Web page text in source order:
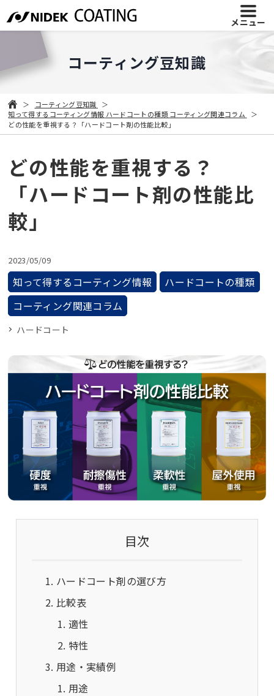
メニュー
コーティング豆知識
コーティング豆知識
知って得するコーティング情報 ハードコートの種類コーティング関連コラム
どの性能を重視する？「ハードコート剤の性能比較」
どの性能を重視する？
「ハードコート剤の性能比
較」
2023/05/09
知って得するコーティング情報
ハードコートの種類
コーティング関連コラム
ハードコート
目次
ハードコート剤の選び方
比較表
適性
特性
用途・実績例
用途